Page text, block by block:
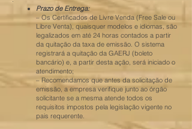
Prazo de Entrega:
– Os Certificados de Livre Venda (Free Sale ou
Libre Venta), quaisquer modelos e idiomas, são
legalizados em até 24 horas contados a partir
da quitação da taxa de emissão. O sistema
registrará a quitação da GAERJ (boleto
bancário) e, a partir desta ação, será iniciado o
atendimento;
– Recomendamos que antes da solicitação de
emissão, a empresa verifique junto ao órgão
solicitante se a mesma atende todos os
requisitos impostos pela legislação vigente no
pais requerente.